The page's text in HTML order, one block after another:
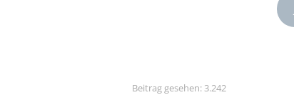
Beitrag gesehen: 3.242